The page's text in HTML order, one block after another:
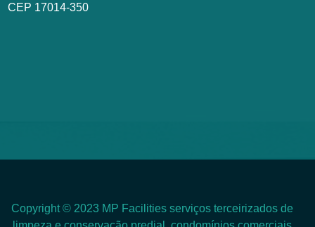
CEP 17014-350
Copyright © 2023 MP Facilities serviços terceirizados de